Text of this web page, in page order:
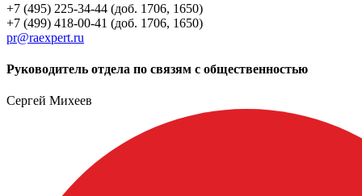
+7 (495) 225-34-44 (доб. 1706, 1650)
+7 (499) 418-00-41 (доб. 1706, 1650)
pr@raexpert.ru
Руководитель отдела по связям с общественностью
Сергей Михеев